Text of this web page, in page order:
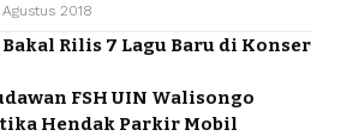
2018
Rilis 7 Lagu Baru di Konser
FSH UIN Walisongo
Hendak Parkir Mobil